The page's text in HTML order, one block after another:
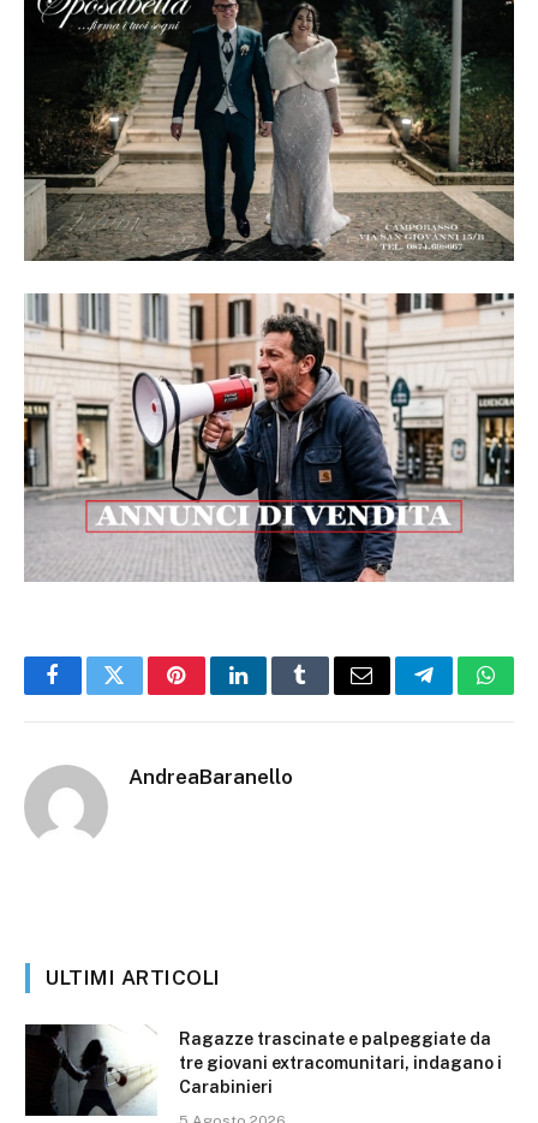
FacebookTwitterPinterestLinkedInTumblrEmail Telegram
AndreaBaranello
ULTIMI ARTICOLI
Ragazze trascinate e palpeggiate da
tre giovani extracomunitari, indagano i
Carabinieri